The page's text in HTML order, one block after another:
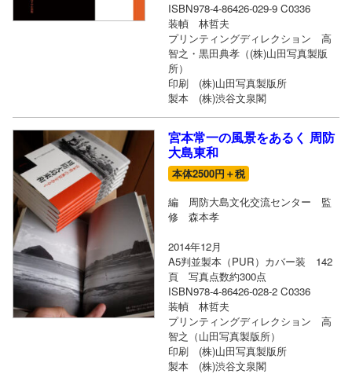
ISBN978-4-86426-029-9 C0336
装幀 林哲夫
プリンティングディレクション 高
智之・黒田典孝（(株)山田写真製版
所）
印刷 (株)山田写真製版所
製本 (株)渋谷文泉閣
宮本常一の風景をあるく 周防
大島東和
本体2500円＋税
編 周防大島文化交流センター 監
修 森本孝
2014年12月
A5判並製本（PUR）カバー装 142
頁 写真点数約300点
ISBN978-4-86426-028-2 C0336
装幀 林哲夫
プリンティングディレクション 高
智之（山田写真製版所）
印刷 (株)山田写真製版所
製本 (株)渋谷文泉閣